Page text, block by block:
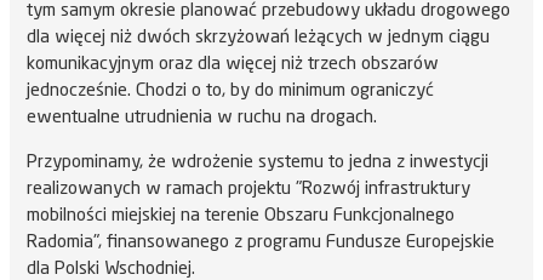
tym samym okresie planować przebudowy układu drogowego
dla więcej niż dwóch skrzyżowań leżących w jednym ciągu
komunikacyjnym oraz dla więcej niż trzech obszarów
jednocześnie. Chodzi o to, by do minimum ograniczyć
ewentualne utrudnienia w ruchu na drogach.
Przypominamy, że wdrożenie systemu to jedna z inwestycji
realizowanych w ramach projektu "Rozwój infrastruktury
mobilności miejskiej na terenie Obszaru Funkcjonalnego
Radomia", finansowanego z programu Fundusze Europejskie
dla Polski Wschodniej.